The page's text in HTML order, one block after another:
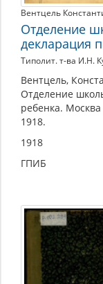
Вентцель
Отделение
декларация
Типолит. т-ва И.Н.
Вентцель,
Отделение
ребенка.
1918.
1918
ГПИБ